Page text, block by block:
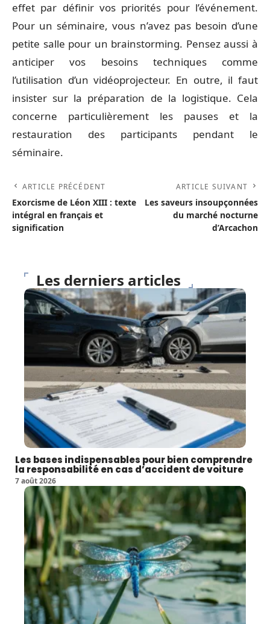
effet par définir vos priorités pour l’événement.
Pour un séminaire, vous n’avez pas besoin d’une
petite salle pour un brainstorming. Pensez aussi à
anticiper vos besoins techniques comme
l’utilisation d’un vidéoprojecteur. En outre, il faut
insister sur la préparation de la logistique. Cela
concerne particulièrement les pauses et la
restauration des participants pendant le
séminaire.
ARTICLE PRÉCÉDENT
Exorcisme de Léon XIII : texte
intégral en français et
signification
ARTICLE SUIVANT
Les saveurs insoupçonnées
du marché nocturne
d’Arcachon
Les derniers articles
Les bases indispensables pour bien comprendre
la responsabilité en cas d’accident de voiture
7 août 2026